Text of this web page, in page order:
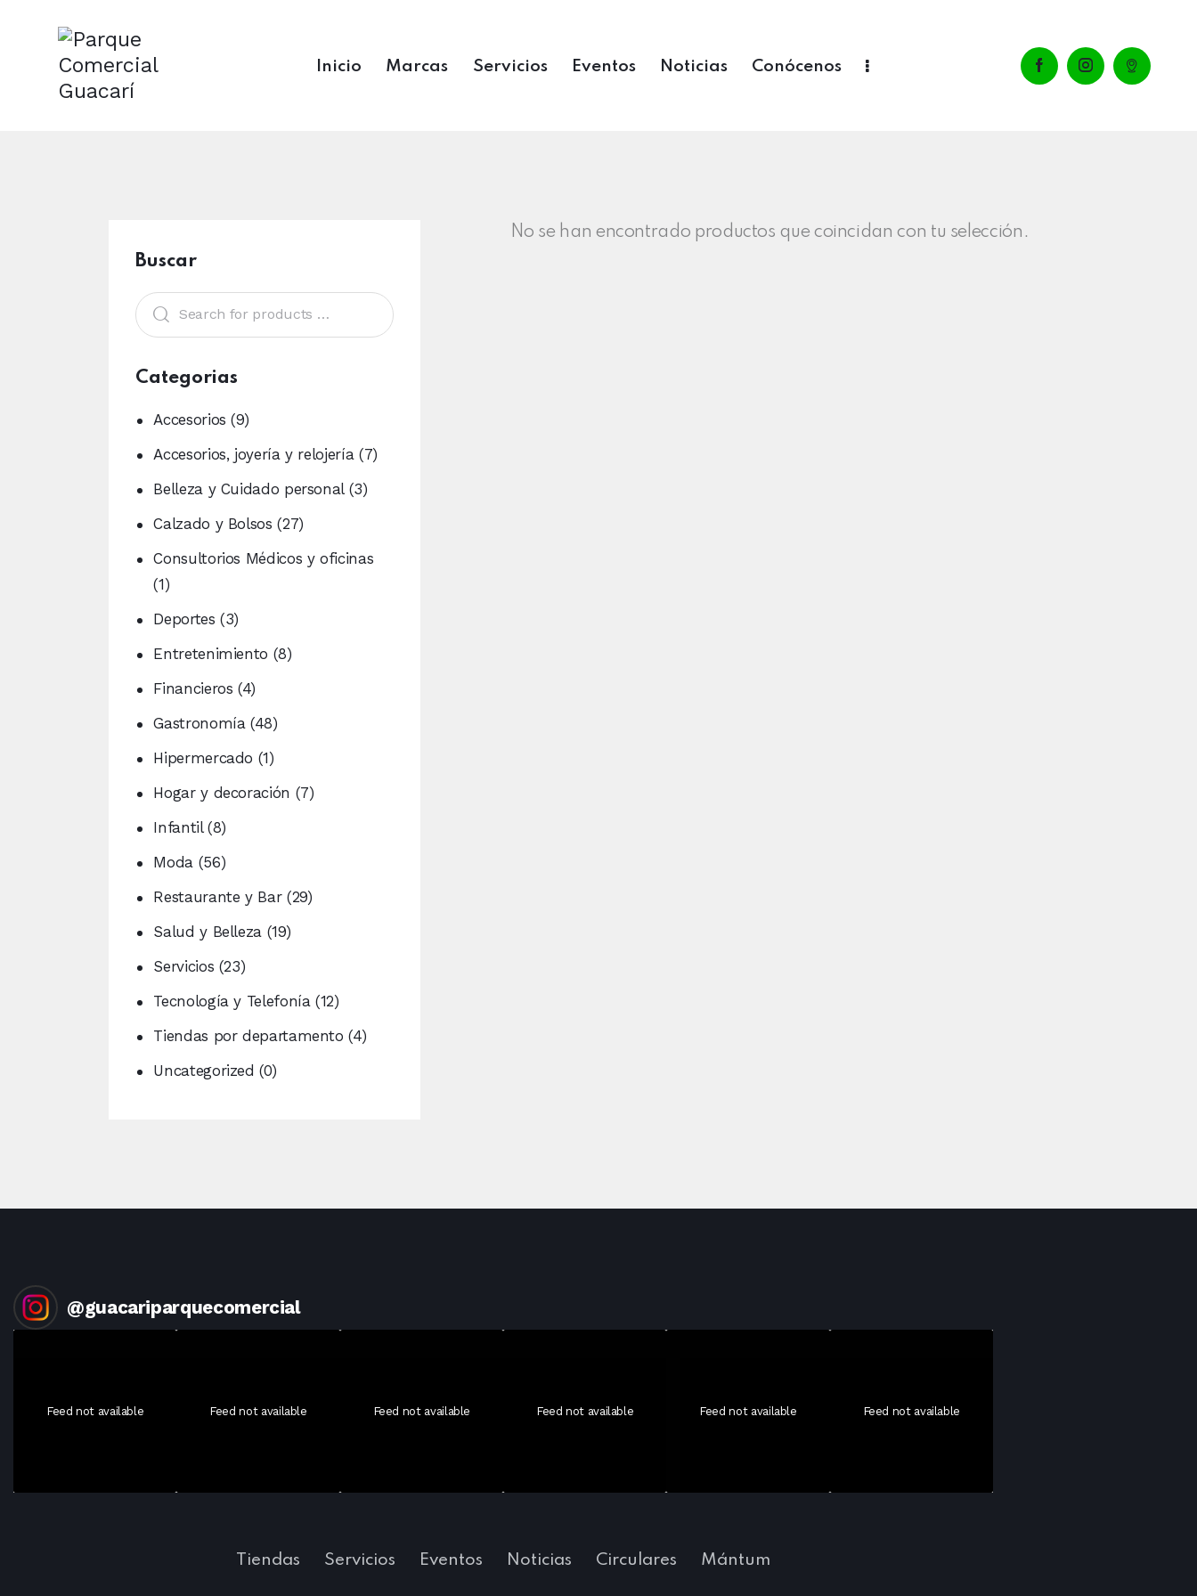
Inicio Marcas Servicios Eventos Noticias Conócenos
No se han encontrado productos que coincidan con tu selección.
Buscar
Categorias
Accesorios (9)
Accesorios, joyería y relojería (7)
Belleza y Cuidado personal (3)
Calzado y Bolsos (27)
Consultorios Médicos y oficinas
(1)
Deportes (3)
Entretenimiento (8)
Financieros (4)
Gastronomía (48)
Hipermercado (1)
Hogar y decoración (7)
Infantil (8)
Moda (56)
Restaurante y Bar (29)
Salud y Belleza (19)
Servicios (23)
Tecnología y Telefonía (12)
Tiendas por departamento (4)
Uncategorized (0)
@guacariparquecomercial
Feed not available Feed not available Feed not available Feed not available Feed not available Feed not available
Tiendas Servicios Eventos Noticias Circulares Mántum